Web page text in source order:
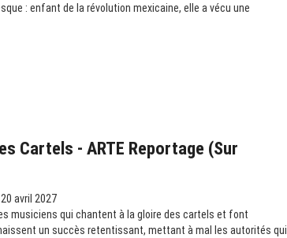
: enfant de la révolution mexicaine, elle a vécu une
Cartels - ARTE Reportage (sur
avril 2027
musiciens qui chantent à la gloire des cartels et font
un succès retentissant, mettant à mal les autorités qui